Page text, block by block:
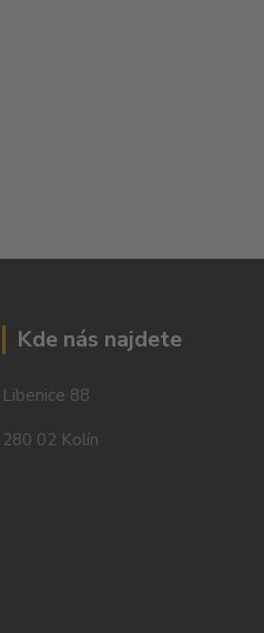
Kde nás najdete
Libenice 88
280 02 Kolín